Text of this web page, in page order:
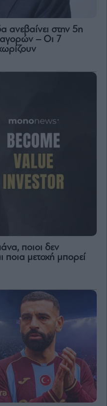
ανεβαίνει στην 5η
– Οι 7
ποιοι δεν
ποια μετοχή μπορεί